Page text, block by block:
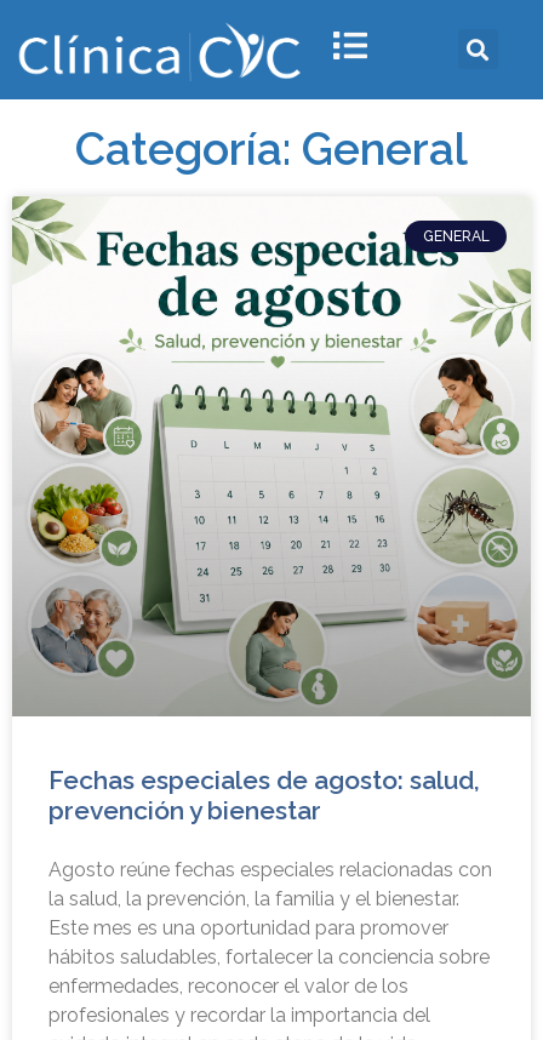
Categoría: General
GENERAL
Fechas especiales de agosto: salud,
prevención y bienestar
Agosto reúne fechas especiales relacionadas con
la salud, la prevención, la familia y el bienestar.
Este mes es una oportunidad para promover
hábitos saludables, fortalecer la conciencia sobre
enfermedades, reconocer el valor de los
profesionales y recordar la importancia del